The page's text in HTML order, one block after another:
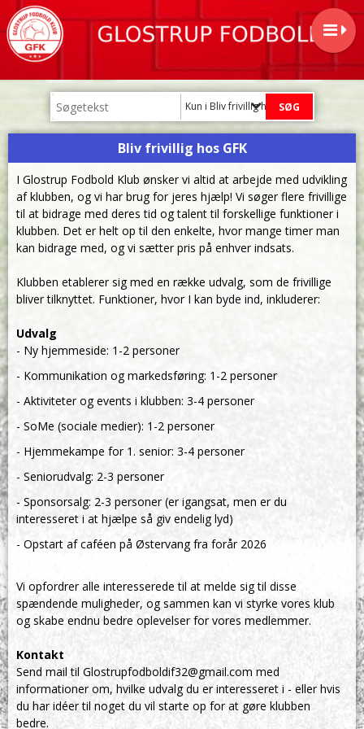
Kun i Bliv frivillig hos GFK
Bliv frivillig hos GFK
I Glostrup Fodbold Klub ønsker vi altid at arbejde med udvikling
af klubben, og vi har brug for jeres hjælp! Vi søger flere frivillige
til at bidrage med deres tid og talent til forskellige funktioner i
klubben. Det er helt op til den enkelte, hvor mange timer man
kan bidrage med, og vi sætter pris på enhver indsats.
Klubben etablerer sig med en række udvalg, som de frivillige
bliver tilknyttet. Funktioner, hvor I kan byde ind, inkluderer:
Udvalg
- Ny hjemmeside: 1-2 personer
- Kommunikation og markedsføring: 1-2 personer
- Aktiviteter og events i klubben: 3-4 personer
- SoMe (sociale medier): 1-2 personer
- Hjemmekampe for 1. senior: 3-4 personer
- Seniorudvalg: 2-3 personer
- Sponsorsalg: 2-3 personer (er igangsat, men er du
interesseret i at hjælpe så giv endelig lyd)
- Opstart af caféen på Østervang fra forår 2026
Vi opfordrer alle interesserede til at melde sig til disse
spændende muligheder, og sammen kan vi styrke vores klub
og skabe endnu bedre oplevelser for vores medlemmer.
Kontakt
Send mail til Glostrupfodboldif32@gmail.com med
informationer om, hvilke udvalg du er interesseret i - eller hvis
du har idéer til noget du vil starte op for at gøre klubben
bedre.